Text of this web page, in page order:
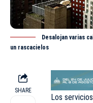
Desalojan varias
un rascacielos
SHARE
Los